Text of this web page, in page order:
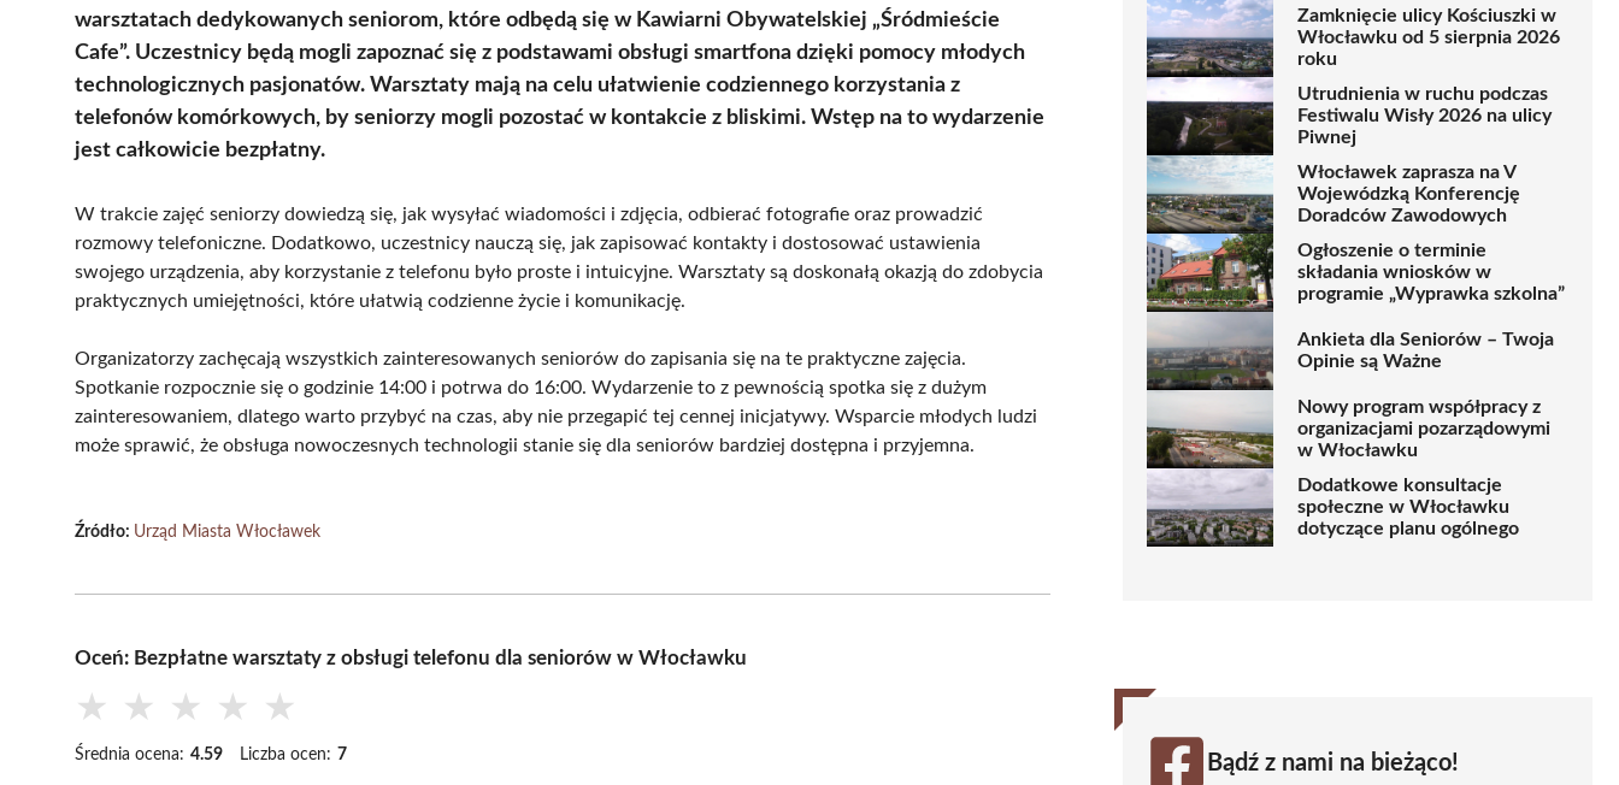
warsztatach dedykowanych seniorom, które odbędą się w Kawiarni Obywatelskiej „Śródmieście
Cafe”. Uczestnicy będą mogli zapoznać się z podstawami obsługi smartfona dzięki pomocy młodych
technologicznych pasjonatów. Warsztaty mają na celu ułatwienie codziennego korzystania z
telefonów komórkowych, by seniorzy mogli pozostać w kontakcie z bliskimi. Wstęp na to wydarzenie
jest całkowicie bezpłatny.
W trakcie zajęć seniorzy dowiedzą się, jak wysyłać wiadomości i zdjęcia, odbierać fotografie oraz prowadzić
rozmowy telefoniczne. Dodatkowo, uczestnicy nauczą się, jak zapisować kontakty i dostosować ustawienia
swojego urządzenia, aby korzystanie z telefonu było proste i intuicyjne. Warsztaty są doskonałą okazją do zdobycia
praktycznych umiejętności, które ułatwią codzienne życie i komunikację.
Organizatorzy zachęcają wszystkich zainteresowanych seniorów do zapisania się na te praktyczne zajęcia.
Spotkanie rozpocznie się o godzinie 14:00 i potrwa do 16:00. Wydarzenie to z pewnością spotka się z dużym
zainteresowaniem, dlatego warto przybyć na czas, aby nie przegapić tej cennej inicjatywy. Wsparcie młodych ludzi
może sprawić, że obsługa nowoczesnych technologii stanie się dla seniorów bardziej dostępna i przyjemna.
Źródło: Urząd Miasta Włocławek
Oceń: Bezpłatne warsztaty z obsługi telefonu dla seniorów w Włocławku
★ ★ ★ ★ ★
Średnia ocena: 4.59 Liczba ocen: 7
Zamknięcie ulicy Kościuszki w
Włocławku od 5 sierpnia 2026
roku
Utrudnienia w ruchu podczas
Festiwalu Wisły 2026 na ulicy
Piwnej
Włocławek zaprasza na V
Wojewódzką Konferencję
Doradców Zawodowych
Ogłoszenie o terminie
składania wniosków w
programie „Wyprawka szkolna”
Ankieta dla Seniorów – Twoja
Opinie są Ważne
Nowy program współpracy z
organizacjami pozarządowymi
w Włocławku
Dodatkowe konsultacje
społeczne w Włocławku
dotyczące planu ogólnego
Bądź z nami na bieżąco!